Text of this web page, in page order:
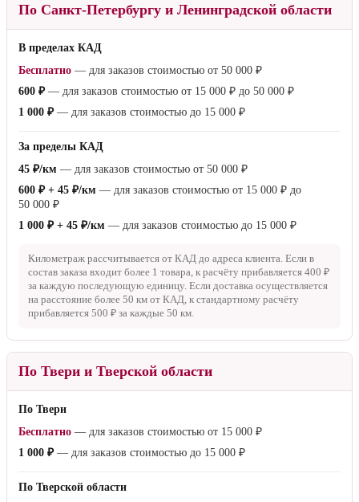
По Санкт-Петербургу и Ленинградской области
В пределах КАД
Бесплатно — для заказов стоимостью от 50 000 ₽
600 ₽— для заказов стоимостью от 15 000 ₽ до 50 000 ₽
1 000 ₽— для заказов стоимостью до 15 000 ₽
За пределы КАД
45 ₽/км — для заказов стоимостью от 50 000 ₽
600 ₽ + 45 ₽/км — для заказов стоимостью от 15 000 ₽ до
50 000 ₽
1 000 ₽ + 45 ₽/км — для заказов стоимостью до 15 000 ₽
Километраж рассчитывается от КАД до адреса клиента. Если в
состав заказа входит более 1 товара, к расчёту прибавляется 400 ₽
за каждую последующую единицу. Если доставка осуществляется
на расстояние более 50 км от КАД, к стандартному расчёту
прибавляется 500 ₽ за каждые 50 км
По Твери и Тверской области
По Твери
Бесплатно — для заказов стоимостью от 15 000 ₽
1 000 ₽— для заказов стоимостью до 15 000 ₽
По Тверской области